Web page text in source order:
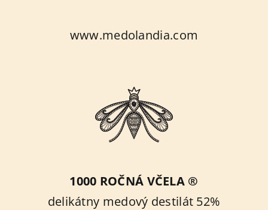
www.medolandia.com
1000 ROČNÁ VČELA ®
delikátny medový destilát 52%